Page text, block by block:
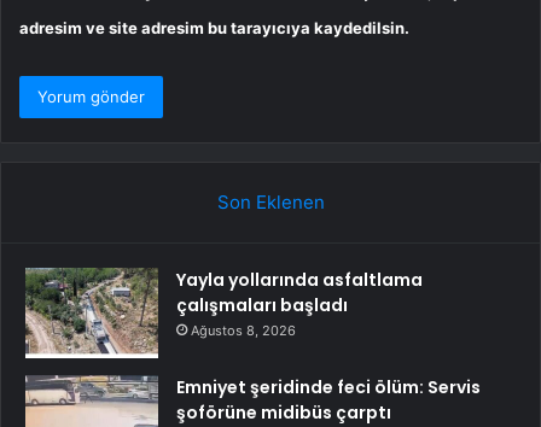
adresim ve site adresim bu tarayıcıya kaydedilsin.
Son Eklenen
Yayla yollarında asfaltlama
çalışmaları başladı
Ağustos 8, 2026
Emniyet şeridinde feci ölüm: Servis
şoförüne midibüs çarptı